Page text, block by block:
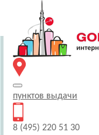
пунктов выдачи
8 (495) 220 51 30